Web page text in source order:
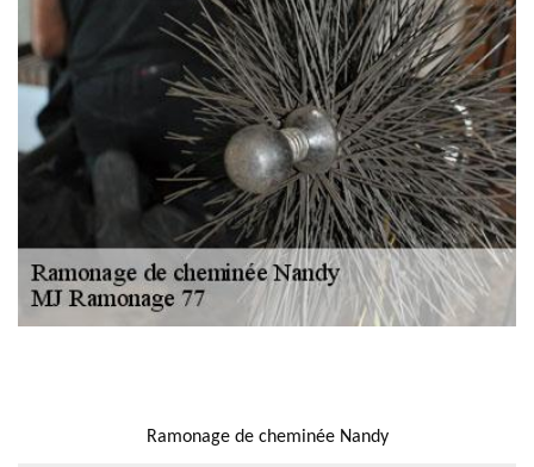
Ramonage de cheminée Nandy